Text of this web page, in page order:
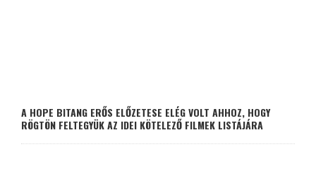
A HOPE BITANG ERŐS ELŐZETESE ELÉG VOLT AHHOZ, HOGY
RÖGTÖN FELTEGYÜK AZ IDEI KÖTELEZŐ FILMEK LISTÁJÁRA